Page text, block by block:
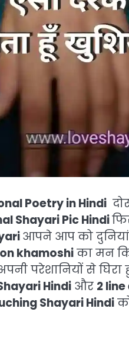
Poetry in Hindi
Shayari Pic Hindi
आपने आप को
khamoshiका मन
परेशानियों से
Hindi और 2
Shayari Hindi